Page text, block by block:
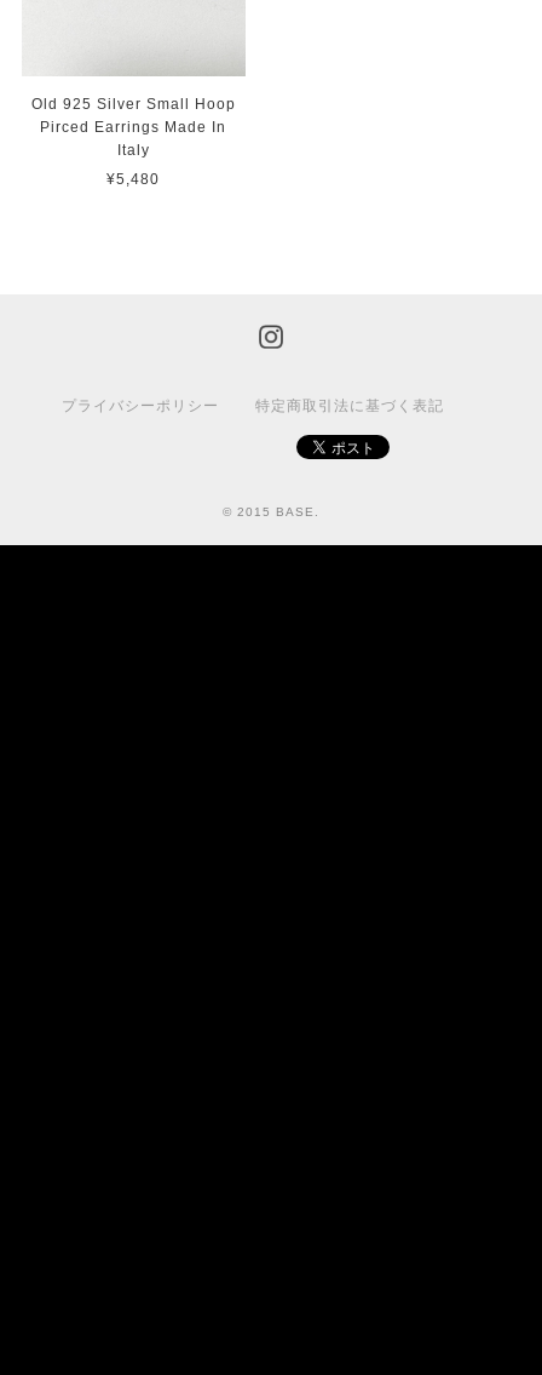
Old 925 Silver Small Hoop
Pirced Earrings Made In
Italy
¥5,480
プライバシーポリシー 特定商取引法に基づく表記
© 2015 BASE.